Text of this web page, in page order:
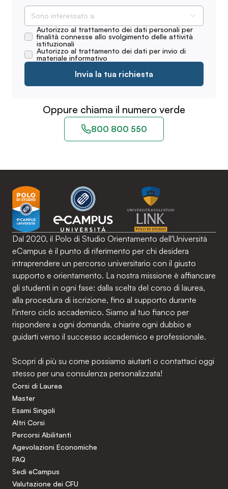
Sono interessato a
Autorizzo al trattamento dei dati personali per
finalità connesse allo svolgimento delle attività
istituzionali
Autorizzo al trattamento dei dati per invio di
materiale informativo
Invia la tua richiesta
Oppure chiama il numero verde
800 800 550
Dal 2020, il Polo di Studio Orientamento dell'Università
eCampus è il punto di riferimento per chi desidera
intraprendere un percorso universitario con il giusto
supporto e orientamento. La nostra missione è affiancare
gli studenti in ogni fase: dalla scelta del corso di laurea,
alla procedura di iscrizione, fino al supporto durante
l'intero ciclo accademico. Siamo al tuo fianco per
rispondere a ogni domanda, chiarire ogni dubbio e
guidarti verso il successo accademico e professionale.
Scopri di più su come possiamo aiutarti o contattaci oggi
stesso per una consulenza personalizzata!
Corsi di Laurea
Master
Esami Singoli
Altri Corsi
Percorsi Abilitanti
Agevolazioni Economiche
FAQ
Sedi eCampus
Valutazione dei CFU